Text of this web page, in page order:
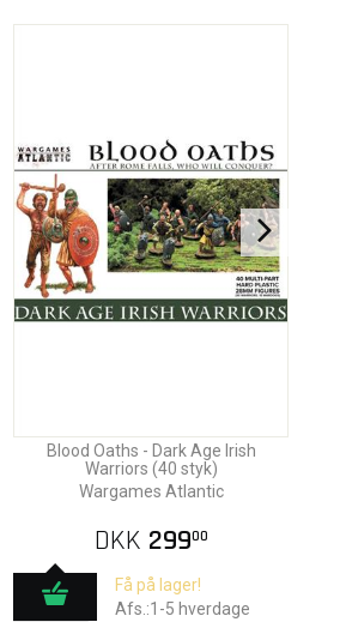
Blood Oaths - Dark Age Irish
Warriors (40 styk)
Wargames Atlantic
DKK 29900
Få på lager!
Afs.:1-5 hverdage